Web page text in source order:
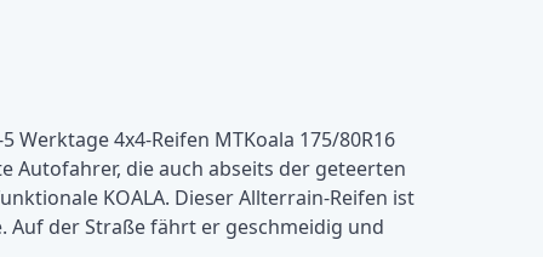
Werktage 4x4-Reifen MTKoala 175/80R16
Autofahrer, die auch abseits der geteerten
KOALA. Dieser Allterrain-Reifen ist
der Straße fährt er geschmeidig und